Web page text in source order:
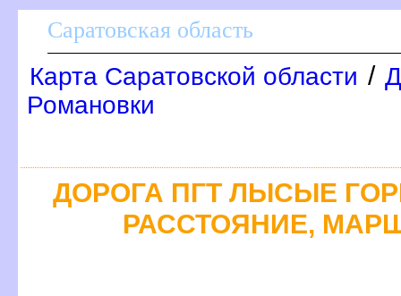
Саратовская область
Карта Саратовской области /
Романовки
ДОРОГА ПГТ ЛЫСЫЕ
РАССТОЯНИЕ,